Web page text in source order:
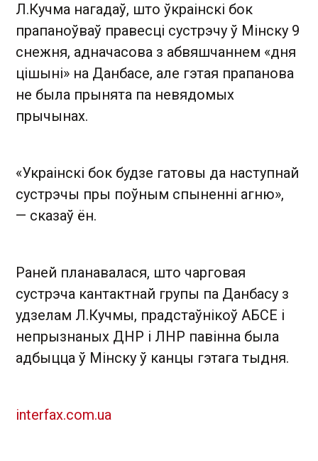
Л.Кучма нагадаў, што ўкраінскі бок
прапаноўваў правесці сустрэчу ў Мінску 9
снежня, адначасова з абвяшчаннем «дня
цішыні» на Данбасе, але гэтая прапанова
не была прынята па невядомых
прычынах.
«Украінскі бок будзе гатовы да наступнай
сустрэчы пры поўным спыненні агню»,
— сказаў ён.
Раней планавалася, што чарговая
сустрэча кантактнай групы па Данбасу з
удзелам Л.Кучмы, прадстаўнікоў АБСЕ і
непрызнаных ДНР і ЛНР павінна была
адбыцца ў Мінску ў канцы гэтага тыдня.
interfax.com.ua